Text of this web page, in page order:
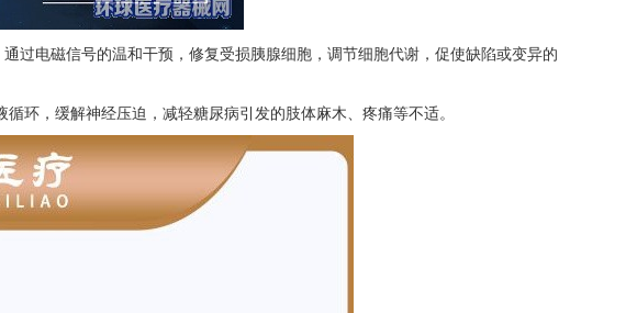
过电磁信号的温和干预，修复受损胰腺细胞，调节细胞代谢，促使缺陷或变异的
环，缓解神经压迫，减轻糖尿病引发的肢体麻木、疼痛等不适。